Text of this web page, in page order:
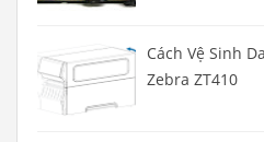
Cách Vệ Sinh
Zebra ZT410